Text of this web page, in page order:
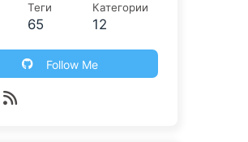
Теги
65
Категории
12
Follow Me